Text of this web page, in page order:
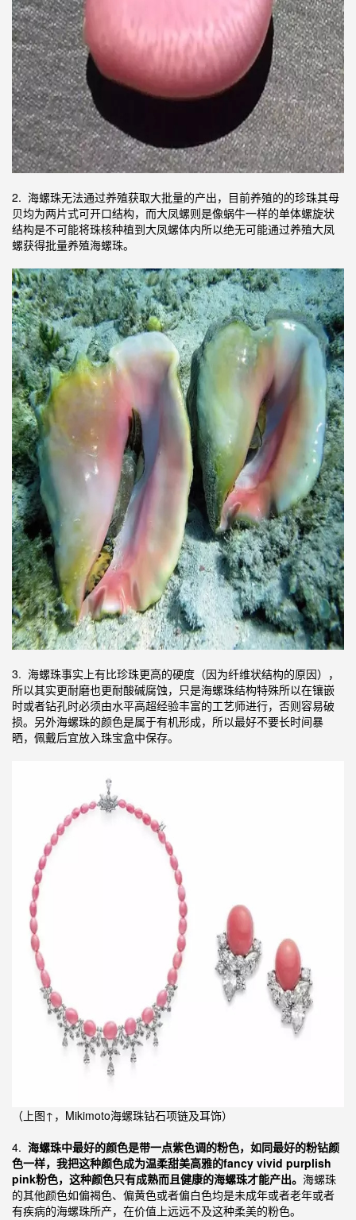
2. 海螺珠无法通过养殖获取大批量的产出，目前养殖的的珍珠其母
贝均为两片式可开口结构，而大凤螺则是像蜗牛一样的单体螺旋状
结构是不可能将珠核种植到大凤螺体内所以绝无可能通过养殖大凤
螺获得批量养殖海螺珠。
3. 海螺珠事实上有比珍珠更高的硬度（因为纤维状结构的原因），
所以其实更耐磨也更耐酸碱腐蚀，只是海螺珠结构特殊所以在镶嵌
时或者钻孔时必须由水平高超经验丰富的工艺师进行，否则容易破
损。另外海螺珠的颜色是属于有机形成，所以最好不要长时间暴
晒，佩戴后宜放入珠宝盒中保存。
（上图↑，Mikimoto海螺珠钻石项链及耳饰）
4. 海螺珠中最好的颜色是带一点紫色调的粉色，如同最好的粉钻颜
色一样，我把这种颜色成为温柔甜美高雅的fancy vivid purplish
pink粉色，这种颜色只有成熟而且健康的海螺珠才能产出。 海螺珠
的其他颜色如偏褐色、偏黄色或者偏白色均是未成年或者老年或者
有疾病的海螺珠所产，在价值上远远不及这种柔美的粉色。